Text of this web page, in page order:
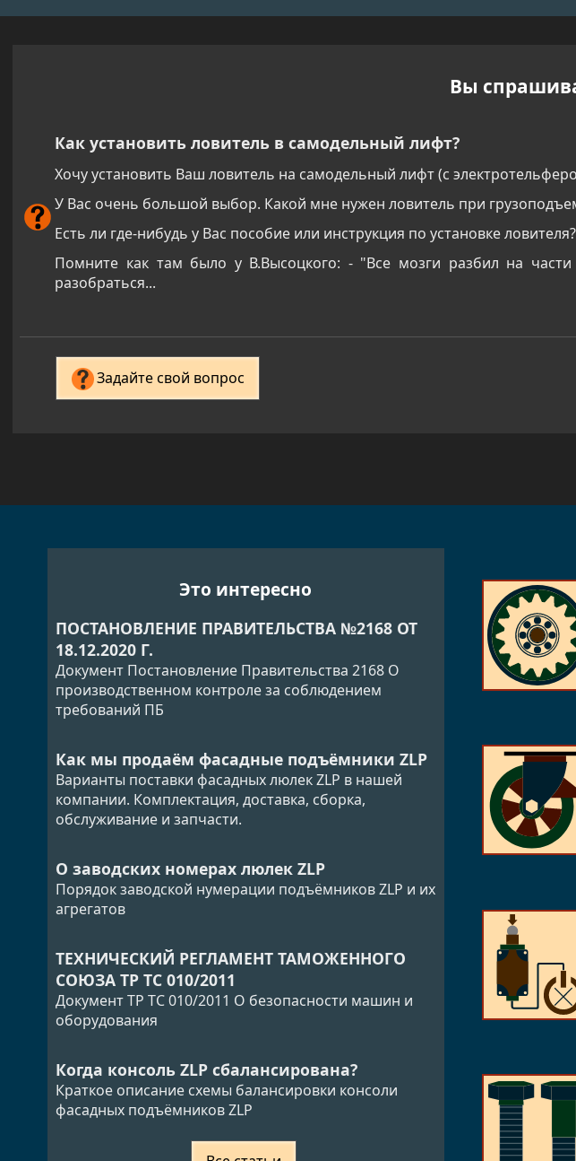
Вы
Как установить ловитель в самодельный лифт?
Хочу установить Ваш ловитель на самодельный лифт (с
У Вас очень большой выбор. Какой мне нужен ловитель при
Есть ли где-нибудь у Вас пособие или инструкция по установке
Помните как там было у В.Высоцкого: - "Все мозги разбил на
разобраться...
Задайте свой вопрос
Это интересно
ПОСТАНОВЛЕНИЕ ПРАВИТЕЛЬСТВА №2168 ОТ
18.12.2020 Г.
Документ Постановление Правительства 2168 О
производственном контроле за соблюдением
требований ПБ
Как мы продаём фасадные подъёмники ZLP
Варианты поставки фасадных люлек ZLP в нашей
компании. Комплектация, доставка, сборка,
обслуживание и запчасти.
О заводских номерах люлек ZLP
Порядок заводской нумерации подъёмников ZLP и их
агрегатов
ТЕХНИЧЕСКИЙ РЕГЛАМЕНТ ТАМОЖЕННОГО
СОЮЗА ТР ТС 010/2011
Документ ТР ТС 010/2011 О безопасности машин и
оборудования
Когда консоль ZLP сбалансирована?
Краткое описание схемы балансировки консоли
фасадных подъёмников ZLP